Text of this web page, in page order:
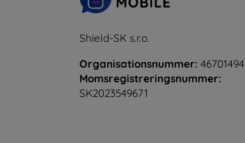
Shield-SK s.r.o.
Organisationsnummer: 46701494
Momsregistreringsnummer:
SK2023549671